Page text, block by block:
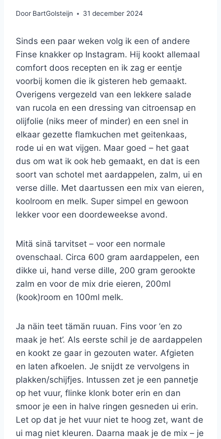
Door BartGolsteijn 31 december 2024
Sinds een paar weken volg ik een of andere
Finse knakker op Instagram. Hij kookt allemaal
comfort doos recepten en ik zag er eentje
voorbij komen die ik gisteren heb gemaakt.
Overigens vergezeld van een lekkere salade
van rucola en een dressing van citroensap en
olijfolie (niks meer of minder) en een snel in
elkaar gezette flamkuchen met geitenkaas,
rode ui en wat vijgen. Maar goed – het gaat
dus om wat ik ook heb gemaakt, en dat is een
soort van schotel met aardappelen, zalm, ui en
verse dille. Met daartussen een mix van eieren,
koolroom en melk. Super simpel en gewoon
lekker voor een doordeweekse avond.
Mitä sinä tarvitset – voor een normale
ovenschaal. Circa 600 gram aardappelen, een
dikke ui, hand verse dille, 200 gram gerookte
zalm en voor de mix drie eieren, 200ml
(kook)room en 100ml melk.
Ja näin teet tämän ruuan. Fins voor ‘en zo
maak je het’. Als eerste schil je de aardappelen
en kookt ze gaar in gezouten water. Afgieten
en laten afkoelen. Je snijdt ze vervolgens in
plakken/schijfjes. Intussen zet je een pannetje
op het vuur, flinke klonk boter erin en dan
smoor je een in halve ringen gesneden ui erin.
Let op dat je het vuur niet te hoog zet, want de
ui mag niet kleuren. Daarna maak je de mix – je